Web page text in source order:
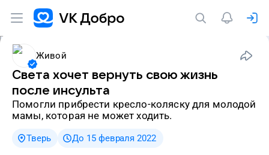
Живой
Света хочет вернуть свою жизнь
после инсульта
Помогли прибрести кресло-коляску для молодой
мамы, которая не может ходить.
Тверь До 15 февраля 2022